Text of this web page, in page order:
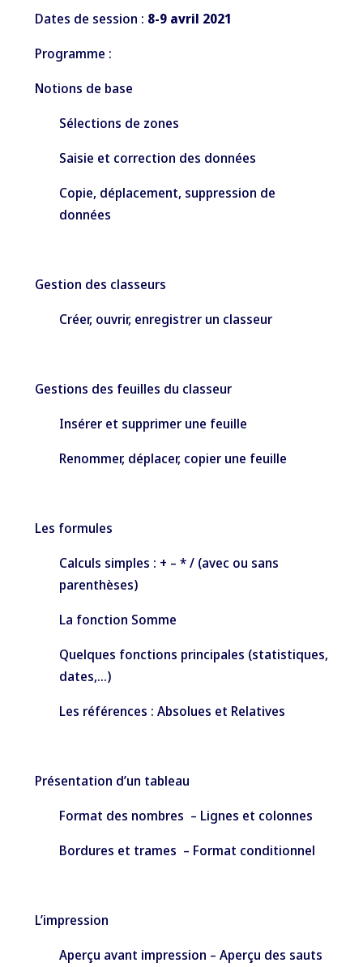
Dates de session : 8-9 avril 2021
Programme :
Notions de base
Sélections de zones
Saisie et correction des données
Copie, déplacement, suppression de
données
Gestion des classeurs
Créer, ouvrir, enregistrer un classeur
Gestions des feuilles du classeur
Insérer et supprimer une feuille
Renommer, déplacer, copier une feuille
Les formules
Calculs simples : + – * / (avec ou sans
parenthèses)
La fonction Somme
Quelques fonctions principales (statistiques,
dates,…)
Les références : Absolues et Relatives
Présentation d’un tableau
Format des nombres – Lignes et colonnes
Bordures et trames – Format conditionnel
L’impression
Aperçu avant impression – Aperçu des sauts